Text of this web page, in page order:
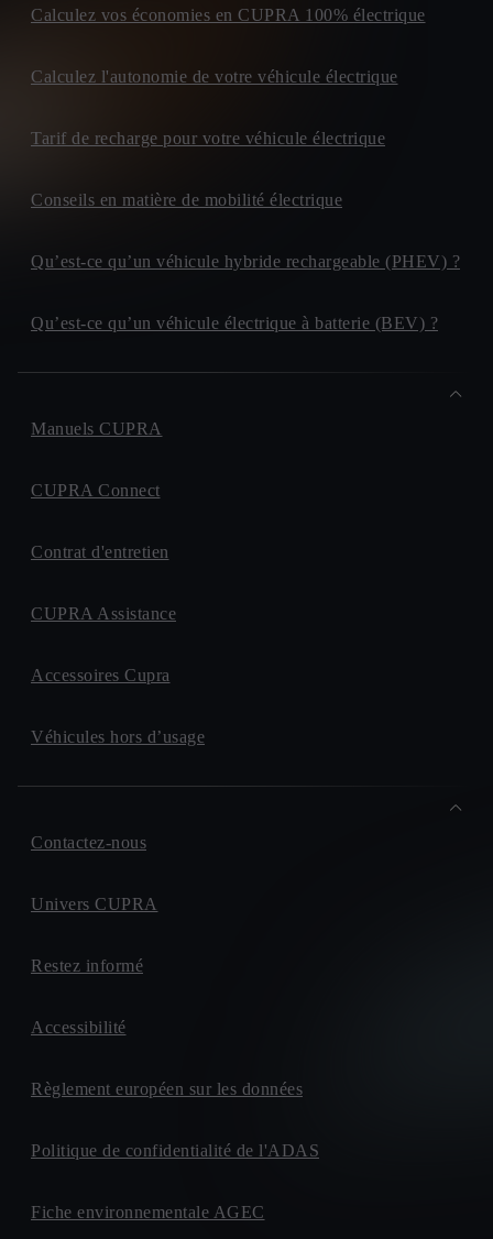
Calculez vos économies en CUPRA 100% électrique
Calculez l'autonomie de votre véhicule électrique
Tarif de recharge pour votre véhicule électrique
Conseils en matière de mobilité électrique
Qu’est-ce qu’un véhicule hybride rechargeable (PHEV) ?
Qu’est-ce qu’un véhicule électrique à batterie (BEV) ?
Manuels CUPRA
CUPRA Connect
Contrat d'entretien
CUPRA Assistance
Accessoires Cupra
Véhicules hors d’usage
Contactez-nous
Univers CUPRA
Restez informé
Accessibilité
Règlement européen sur les données
Politique de confidentialité de l'ADAS
Fiche environnementale AGEC